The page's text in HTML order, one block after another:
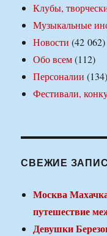
Клубы,
Музыкальные
Новости (42 062)
Обо всем(112)
Персоналии (134)
Фестивали,
СВЕЖИЕ
Москва
путешествие
Девушки